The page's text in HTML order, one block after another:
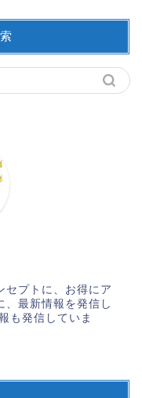
セプトに、お得にア
、最新情報を発信し
も発信していま